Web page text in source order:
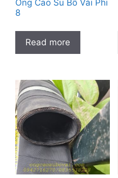
Ống Cao Su Bố Vải Phi
8
Read more